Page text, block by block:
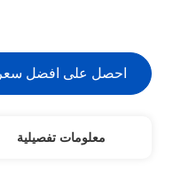
احصل على افضل سعر
معلومات تفصيلية